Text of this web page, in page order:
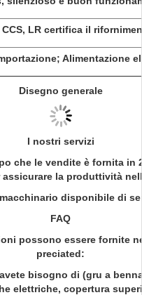
CCS, LR certifica il
Alimentazione
Disegno generale
I nostri servizi
che le vendite è fornita in
la produttività
disponibile di
FAQ
possono essere fornite
preciated:
bisogno di (gru a
elettriche, copertura